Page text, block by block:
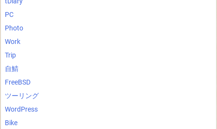
PC
Photo
Work
Trip
自鯖
FreeBSD
ツーリング
WordPress
Bike